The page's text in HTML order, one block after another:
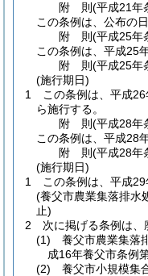
附 則(平成21年
この条例は、公布の
附 則(平成25年
この条例は、平成25
附 則(平成25年
(施行期日)
1
この条例は、平成
ら施行する。
附 則(平成28年
この条例は、平成28
附 則(平成28年
(施行期日)
1
この条例は、平成29
(養父市農業集落排水
止)
2
次に掲げる条例は、
(1)
養父市農業集落
成16年養父市条例
(2)
養父市小規模集